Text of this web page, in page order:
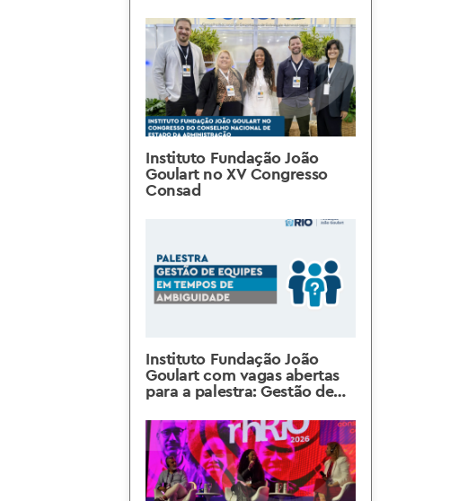
Instituto Fundação João
Goulart no XV Congresso
Consad
Instituto Fundação João
Goulart com vagas abertas
para a palestra: Gestão de
Ambiguidade